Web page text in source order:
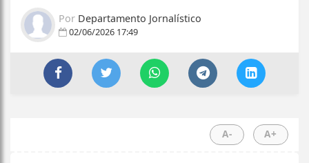
Por Departamento Jornalístico
02/06/2026 17:49
A- A+